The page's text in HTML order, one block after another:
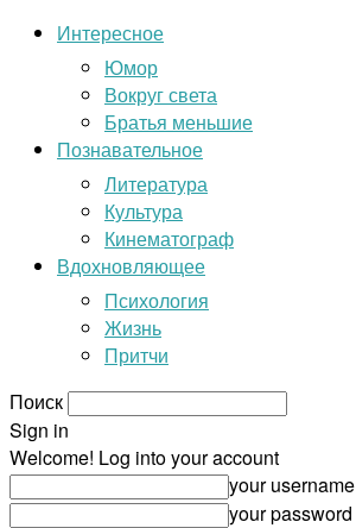
Интересное
Юмор
Вокруг света
Братья меньшие
Познавательное
Литература
Культура
Кинематограф
Вдохновляющее
Психология
Жизнь
Притчи
Поиск
Sign in
Welcome! Log into your account
your username
your password